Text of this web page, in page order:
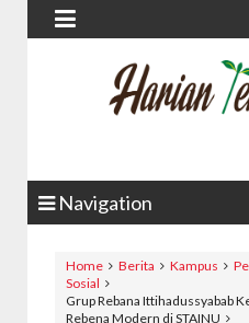

Navigation
Home Berita Kampus
Sosial
Grup Rebana Ittihadussyabab
Rebena Modern di STAINU